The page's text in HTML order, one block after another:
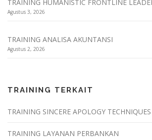
TRAINING HUMANISTIC FRONTLINE
Agustus 3, 2026
TRAINING ANALISA AKUNTANSI
Agustus 2, 2026
TRAINING TERKAIT
TRAINING SINCERE APOLOGY TECHNIQUES
TRAINING LAYANAN PERBANKAN